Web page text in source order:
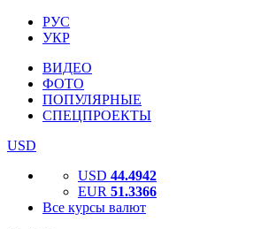
РУС
УКР
ВИДЕО
ФОТО
ПОПУЛЯРНЫЕ
СПЕЦПРОЕКТЫ
USD
USD 44.4942
EUR 51.3366
Все курсы валют